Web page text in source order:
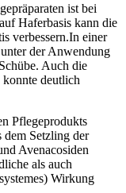
ist bei
Haferbasis kann die
verbessern.In einer
der Anwendung
Auch die
deutlich
Pflegeprodukts
Setzling der
Avenacosiden
als auch
Wirkung